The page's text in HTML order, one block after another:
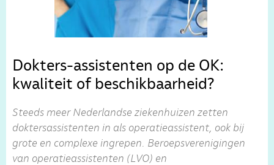
Dokters-assistenten op de OK:
kwaliteit of beschikbaarheid?
Steeds meer Nederlandse ziekenhuizen zetten
doktersassistenten in als operatieassistent, ook bij
grote en complexe ingrepen. Beroepsverenigingen
van operatieassistenten (LVO) en